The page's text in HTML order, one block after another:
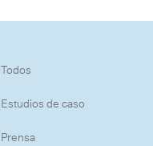
Todos
Estudios de caso
Prensa